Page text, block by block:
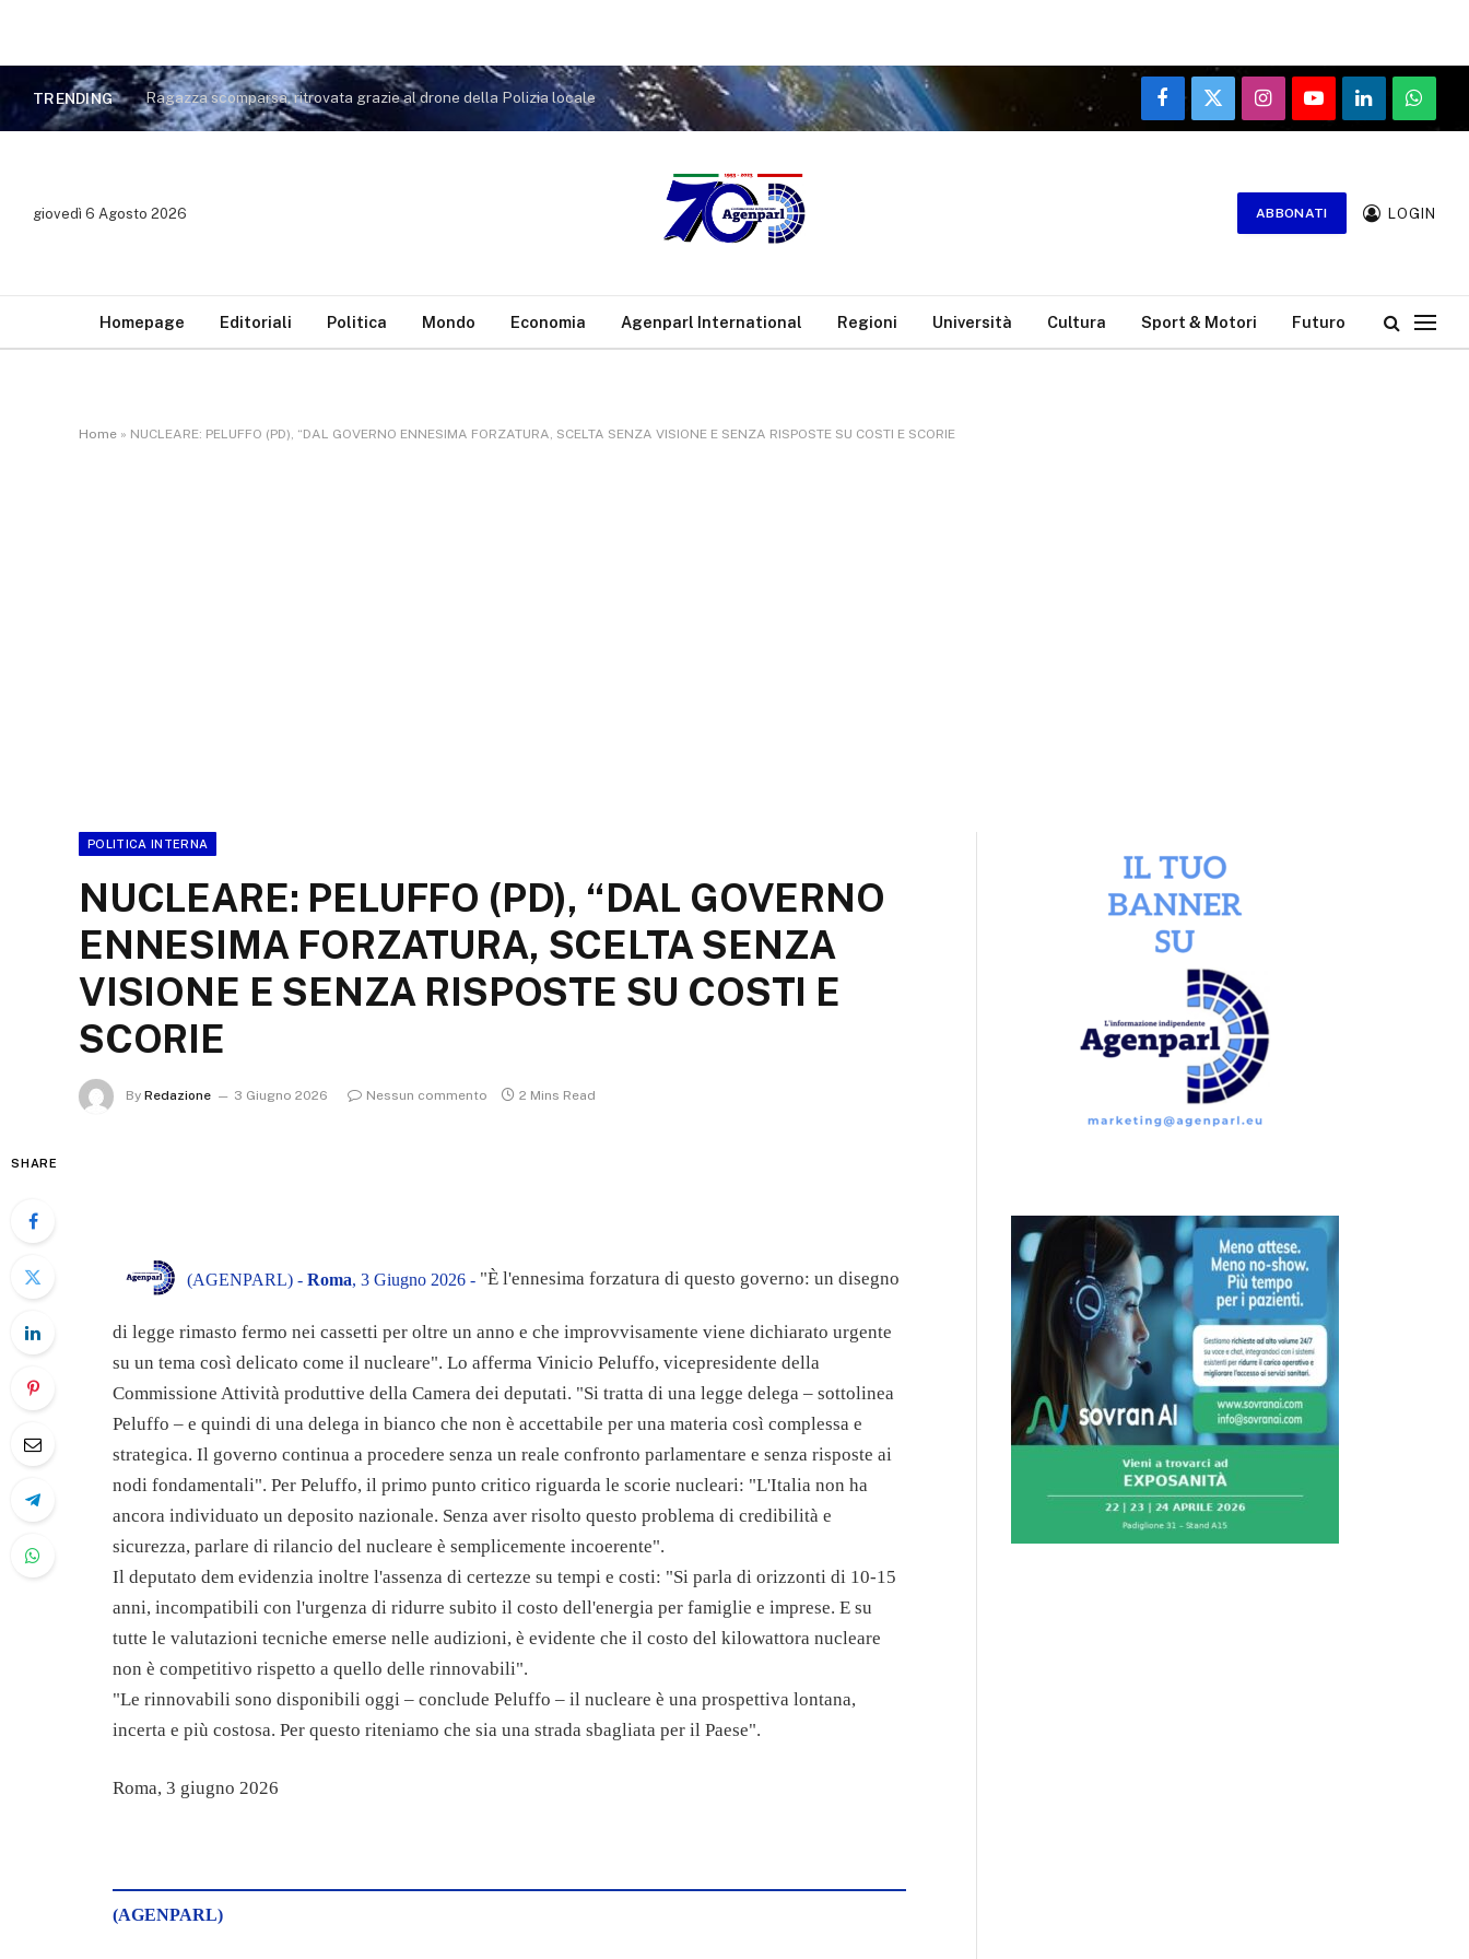
TRENDING Ragazza scomparsa, ritrovata grazie al drone della Polizia locale
Facebook
X
(Twitter)
InstagramYouTubeLinkedIn
giovedì 6 Agosto 2026 ABBONATI LOGIN
Homepage Editoriali Politica Mondo Economia Agenparl International Regioni Università Cultura Sport & Motori Futuro
Home » NUCLEARE: PELUFFO (PD), “DAL GOVERNO ENNESIMA FORZATURA, SCELTA SENZA VISIONE E SENZA RISPOSTE SU COSTI E SCORIE
POLITICA INTERNA
NUCLEARE: PELUFFO (PD), “DAL GOVERNO
ENNESIMA FORZATURA, SCELTA SENZA
VISIONE E SENZA RISPOSTE SU COSTI E
SCORIE
By Redazione 3 Giugno 2026 Nessun commento 2 Mins Read
SHARE
(AGENPARL) - Roma, 3 Giugno 2026 - "È l'ennesima forzatura di questo governo: un disegno
di legge rimasto fermo nei cassetti per oltre un anno e che improvvisamente viene dichiarato urgente
su un tema così delicato come il nucleare". Lo afferma Vinicio Peluffo, vicepresidente della
Commissione Attività produttive della Camera dei deputati. "Si tratta di una legge delega – sottolinea
Peluffo – e quindi di una delega in bianco che non è accettabile per una materia così complessa e
strategica. Il governo continua a procedere senza un reale confronto parlamentare e senza risposte ai
nodi fondamentali". Per Peluffo, il primo punto critico riguarda le scorie nucleari: "L'Italia non ha
ancora individuato un deposito nazionale. Senza aver risolto questo problema di credibilità e
sicurezza, parlare di rilancio del nucleare è semplicemente incoerente".
Il deputato dem evidenzia inoltre l'assenza di certezze su tempi e costi: "Si parla di orizzonti di 10-15
anni, incompatibili con l'urgenza di ridurre subito il costo dell'energia per famiglie e imprese. E su
tutte le valutazioni tecniche emerse nelle audizioni, è evidente che il costo del kilowattora nucleare
non è competitivo rispetto a quello delle rinnovabili".
"Le rinnovabili sono disponibili oggi – conclude Peluffo – il nucleare è una prospettiva lontana,
incerta e più costosa. Per questo riteniamo che sia una strada sbagliata per il Paese".
Roma, 3 giugno 2026
(AGENPARL)